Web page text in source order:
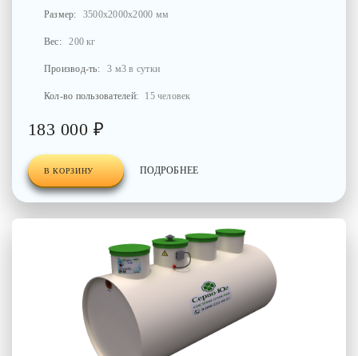
Размер: 3500x2000x2000 мм
Вес: 200 кг
Производ-ть: 3 м3 в сутки
Кол-во пользователей: 15 человек
183 000 ₽
В КОРЗИНУ ПОДРОБНЕЕ